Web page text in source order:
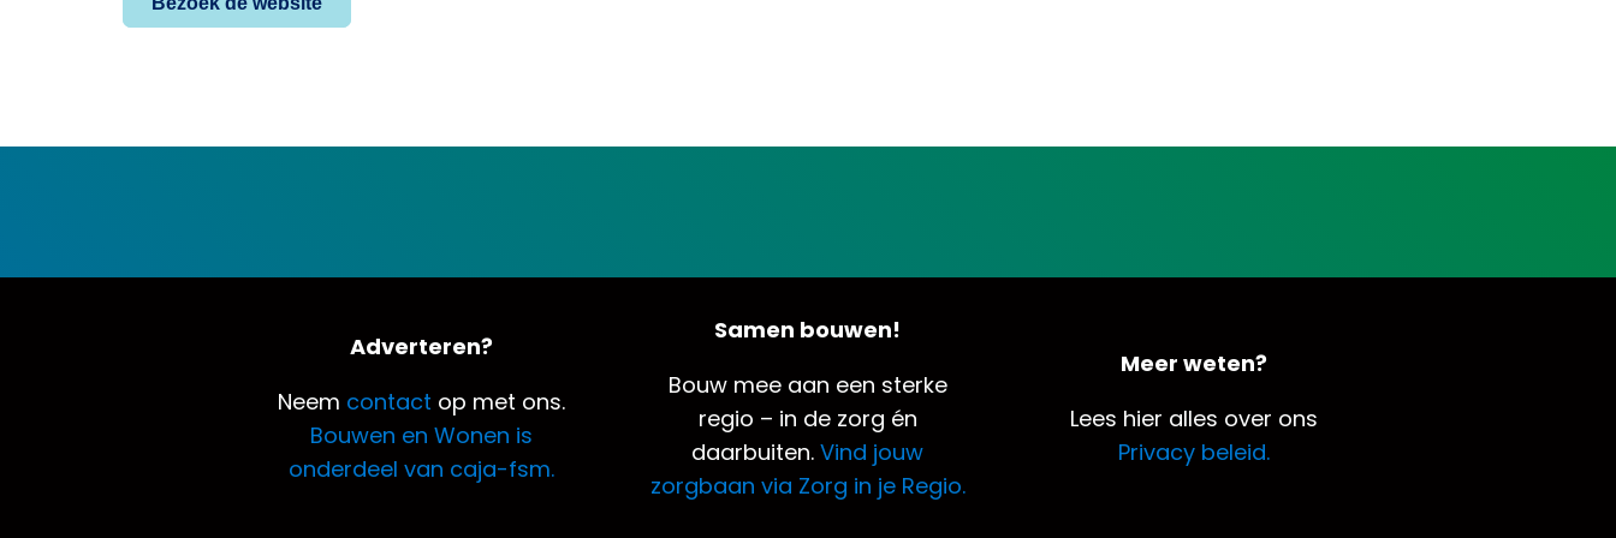
Adverteren?
Neem contact op met ons.
Bouwen en Wonen is
onderdeel van caja-fsm.
Samen bouwen!
Bouw mee aan een sterke
regio – in de zorg én
daarbuiten.Vind jouw
zorgbaan via Zorg in je Regio.
Meer weten?
Lees hier alles over ons
Privacy beleid.